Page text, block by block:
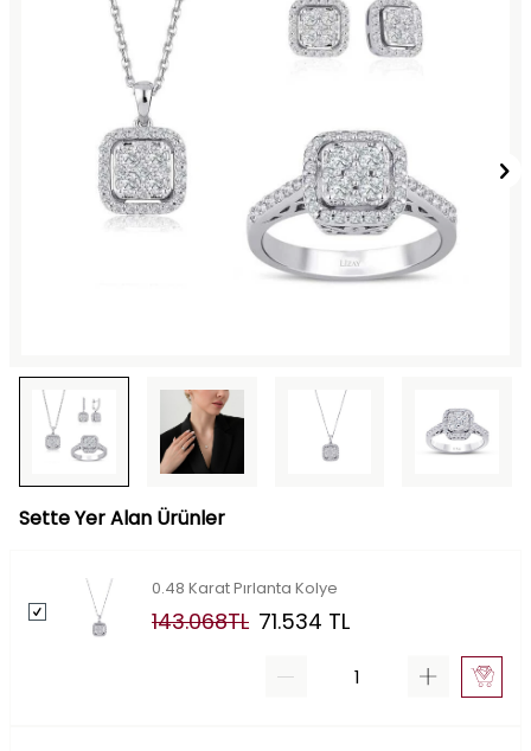
Sette Yer Alan Ürünler
0.48 Karat Pırlanta Kolye
143.068TL 71.534 TL